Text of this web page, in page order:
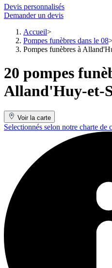
Devis personnalisés
Demander un devis
Accueil
Pompes funèbres dans le 08
Pompes funèbres à
20 pompes
Alland'Huy-et-
Voir la carte
Selectionnés selon notre charte de